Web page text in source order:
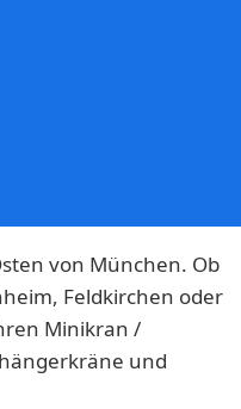
von München. Ob
Feldkirchen oder
Minikran /
und